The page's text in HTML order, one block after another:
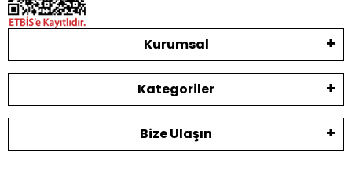
Kurumsal
Kategoriler
Bize Ulaşın